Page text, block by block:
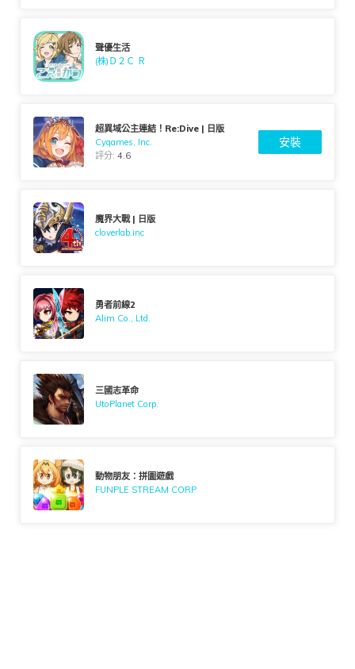
聲優生活
(株)Ｄ２Ｃ Ｒ
超異域公主連結！Re:Dive | 日版
Cygames, Inc.
評分:4.6
安裝
魔界大戰 | 日版
cloverlab.inc
勇者前線2
Alim Co., Ltd.
三國志革命
UtoPlanet Corp.
動物朋友：拼圖遊戲
FUNPLE STREAM CORP